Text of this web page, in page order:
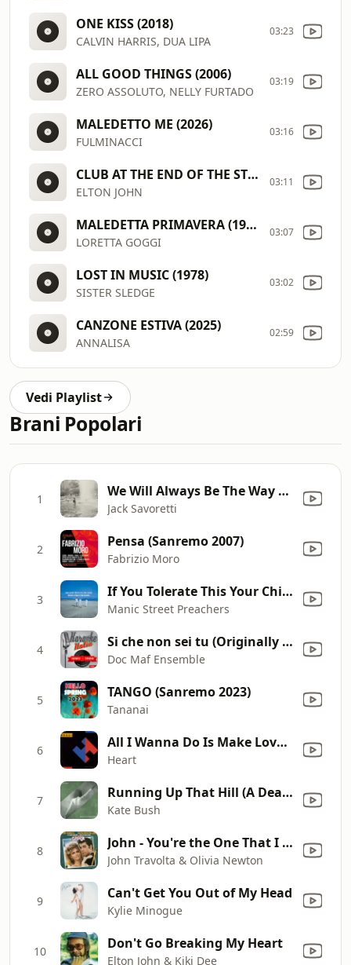
ONE KISS (2018)
CALVIN HARRIS, DUA LIPA
03:23
ALL GOOD THINGS (2006)
ZERO ASSOLUTO, NELLY FURTADO
03:19
MALEDETTO ME (2026)
FULMINACCI
03:16
CLUB AT THE END OF THE STREET (1990)
ELTON JOHN
03:11
MALEDETTA PRIMAVERA (1981)
LORETTA GOGGI
03:07
LOST IN MUSIC (1978)
SISTER SLEDGE
03:02
CANZONE ESTIVA (2025)
ANNALISA
02:59
Vedi Playlist
Brani Popolari
1 We Will Always Be The Way We Were
Jack Savoretti
2 Pensa (Sanremo 2007)
Fabrizio Moro
3 If You Tolerate This Your Children Will Be Next
Manic Street Preachers
4 Si che non sei tu (Originally Performed by Audio 2) [Karaoke Version] [1993]
Doc Maf Ensemble
5 TANGO (Sanremo 2023)
Tananai
6 All I Wanna Do Is Make Love to You
Heart
7 Running Up That Hill (A Deal With God) [12" Mix]
Kate Bush
8 John - You're the One That I Want
John Travolta & Olivia Newton
9 Can't Get You Out of My Head
Kylie Minogue
10 Don't Go Breaking My Heart
Elton John & Kiki Dee